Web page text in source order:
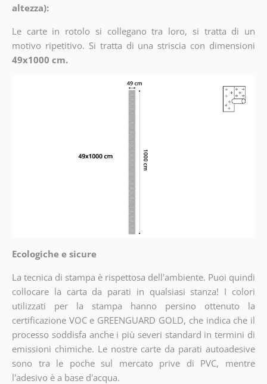
altezza):
Le carte in rotolo si collegano tra loro, si tratta di un
motivo ripetitivo. Si tratta di una striscia con dimensioni
49x1000 cm.
Ecologiche e sicure
La tecnica di stampa è rispettosa dell'ambiente. Puoi quindi
collocare la carta da parati in qualsiasi stanza! I colori
utilizzati per la stampa hanno persino ottenuto la
certificazione VOC e GREENGUARD GOLD, che indica che il
processo soddisfa anche i più severi standard in termini di
emissioni chimiche. Le nostre carte da parati autoadesive
sono tra le poche sul mercato prive di PVC, mentre
l'adesivo è a base d'acqua.